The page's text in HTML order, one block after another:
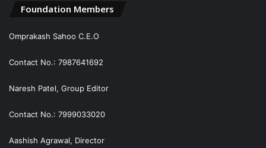
Foundation Members
Omprakash Sahoo C.E.O
Contact No.: 7987641692
Naresh Patel, Group Editor
Contact No.: 7999033020
Aashish Agrawal, Director